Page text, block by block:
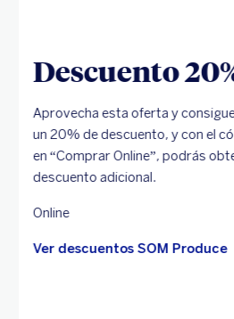
Descuento
Aprovecha esta oferta y
un 20% de descuento, y con el
en “Comprar Online”, podrás
descuento adicional.
Online
Ver descuentos SOM Produce